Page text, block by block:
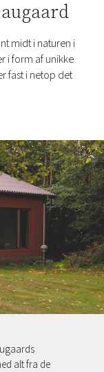
midt i naturen i
i form af unikke
fast i netop det
alt fra de